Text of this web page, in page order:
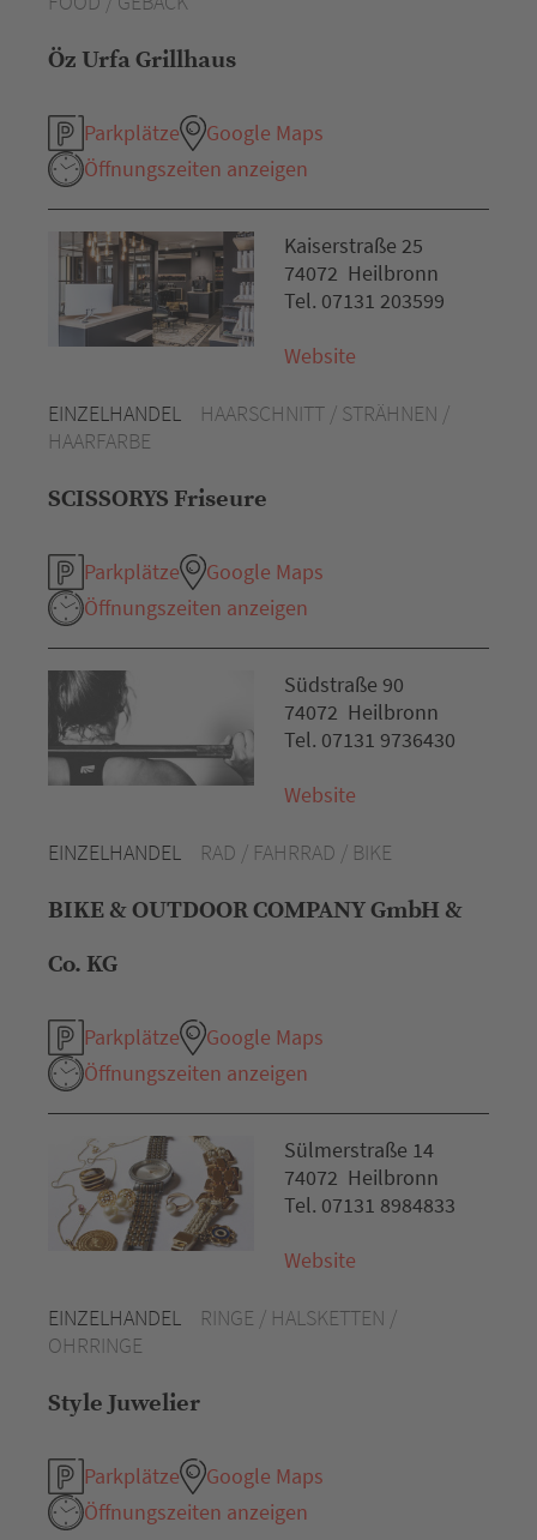
Öz Urfa Grillhaus
Parkplätze
Google Maps
Öffnungszeiten anzeigen
EINZELHANDEL
HAARSCHNITT / STRÄHNEN /
HAARFARBE
SCISSORYS Friseure
Parkplätze
Google Maps
Öffnungszeiten anzeigen
Kaiserstraße 25
74072 Heilbronn
Tel. 07131 203599
Website
EINZELHANDEL RAD / FAHRRAD / BIKE
BIKE & OUTDOOR COMPANY GmbH &
Co. KG
Parkplätze
Google Maps
Öffnungszeiten anzeigen
Südstraße 90
74072 Heilbronn
Tel. 07131 9736430
Website
EINZELHANDEL
RINGE / HALSKETTEN /
OHRRINGE
Style Juwelier
Parkplätze
Google Maps
Öffnungszeiten anzeigen
Sülmerstraße 14
74072 Heilbronn
Tel. 07131 8984833
Website